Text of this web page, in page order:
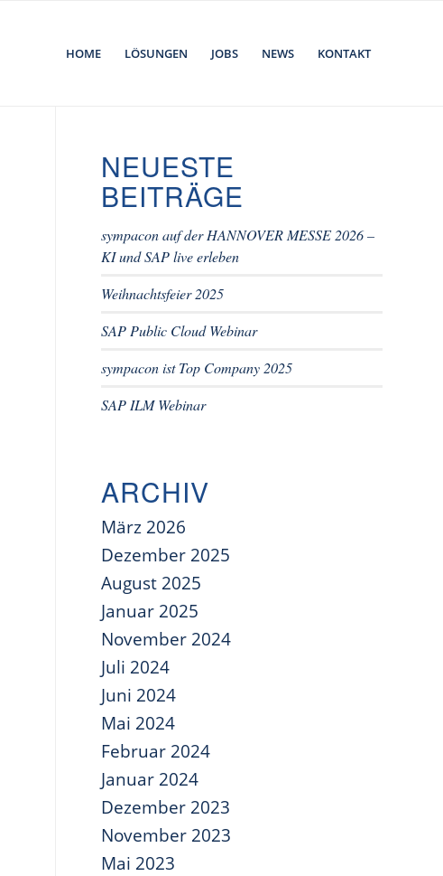
HOME LÖSUNGEN JOBS NEWS KONTAKT
NEUESTE
BEITRÄGE
sympacon auf der HANNOVER MESSE 2026 –
KI und SAP live erleben
Weihnachtsfeier 2025
SAP Public Cloud Webinar
sympacon ist Top Company 2025
SAP ILM Webinar
ARCHIV
März 2026
Dezember 2025
August 2025
Januar 2025
November 2024
Juli 2024
Juni 2024
Mai 2024
Februar 2024
Januar 2024
Dezember 2023
November 2023
Mai 2023